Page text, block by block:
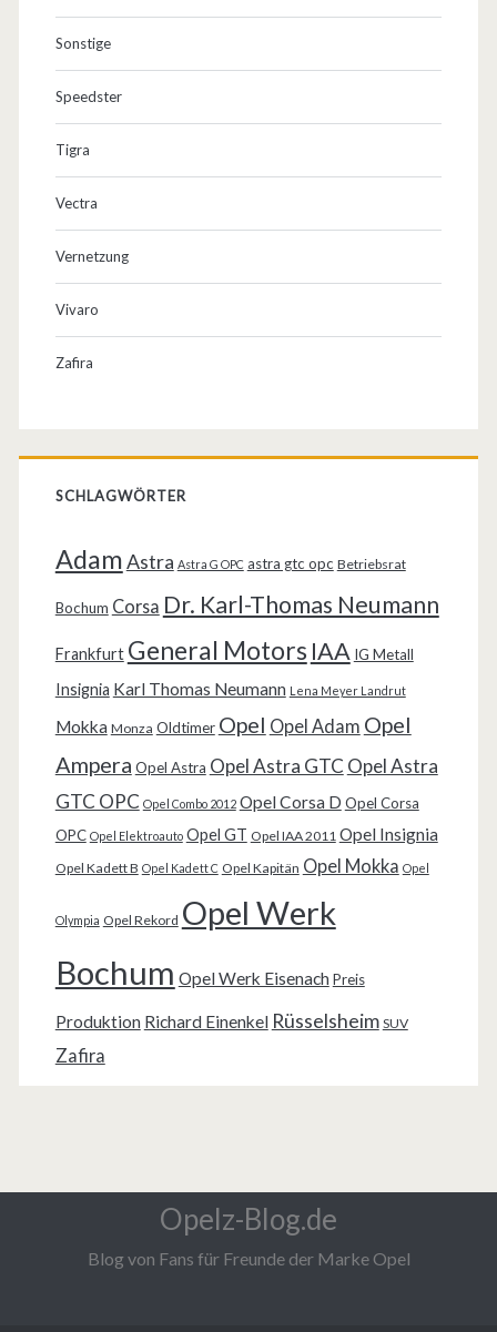
Sonstige
Speedster
Tigra
Vectra
Vernetzung
Vivaro
Zafira
SCHLAGWÖRTER
AdamAstra Astra G OPC astra gtc opc Betriebsrat
Bochum Corsa Dr. Karl-Thomas Neumann
Frankfurt General Motors IAA IG Metall
Insignia Karl Thomas Neumann Lena Meyer Landrut
Mokka Monza Oldtimer Opel Opel Adam Opel
Ampera Opel Astra Opel Astra GTC Opel Astra
GTC OPC Opel Combo 2012 Opel Corsa D Opel Corsa
OPC Opel Elektroauto Opel GT Opel IAA 2011 Opel Insignia
Opel Kadett B Opel Kadett C Opel Kapitän Opel Mokka Opel
Olympia Opel Rekord Opel Werk
Bochum Opel Werk Eisenach Preis
Produktion Richard Einenkel Rüsselsheim SUV
Zafira
Opelz-Blog.de
Blog von Fans für Freunde der Marke Opel